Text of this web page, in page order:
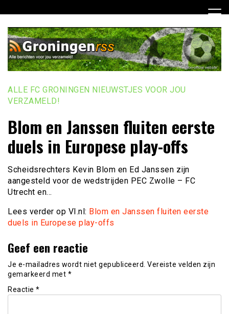
naar
inhoud
ALLE FC GRONINGEN NIEUWSTJES VOOR JOU
VERZAMELD!
Blom en Janssen fluiten eerste
duels in Europese play-offs
Scheidsrechters Kevin Blom en Ed Janssen zijn
aangesteld voor de wedstrijden PEC Zwolle – FC
Utrecht en…
Lees verder op VI.nl: Blom en Janssen fluiten eerste
duels in Europese play-offs
Geef een reactie
Je e-mailadres wordt niet gepubliceerd. Vereiste velden zijn
gemarkeerd met *
Reactie *